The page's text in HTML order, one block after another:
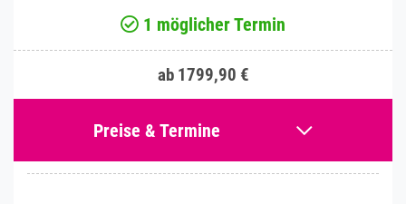
1 möglicher Termin
ab 1799,90 €
Preise & Termine